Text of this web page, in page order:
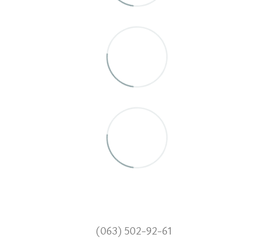
(063) 502-92-61